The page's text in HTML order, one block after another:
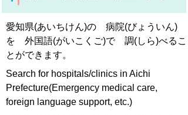
愛知県(あいちけん)の 病院(びょういん)
を 外国語(がいこくご)で 調(しら)べるこ
とができます。
Search for hospitals/clinics in Aichi
Prefecture(Emergency medical care,
foreign language support, etc.)